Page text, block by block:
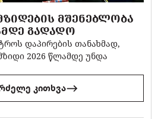
ᲛᲨᲔᲜᲔᲑᲚᲝᲑᲐ
ᲒᲐᲓᲐᲓᲝ
დაპირების თანახმად,
2026 წლამდე უნდა
კითხვა